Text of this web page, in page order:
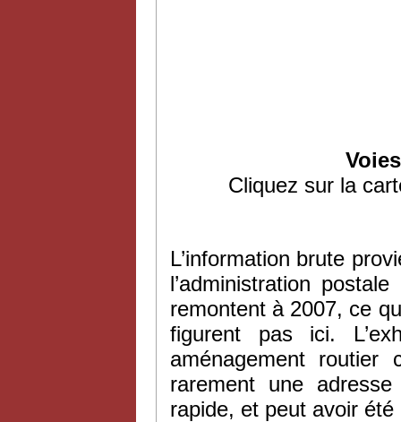
Cliquez sur la
L’information brute
l’administration
remontent à 2007, ce
figurent pas ici.
aménagement routier
rarement une
rapide, et peut avoir